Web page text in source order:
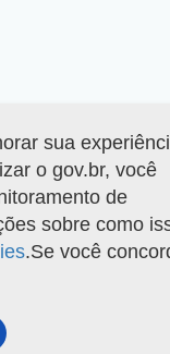
sua
o gov.br, você
de
sobre como
.Se você